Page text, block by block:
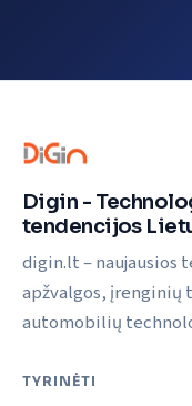
Digin -
tendencijos
digin.lt – naujausios
apžvalgos,
automobilių
TYRINĖTI